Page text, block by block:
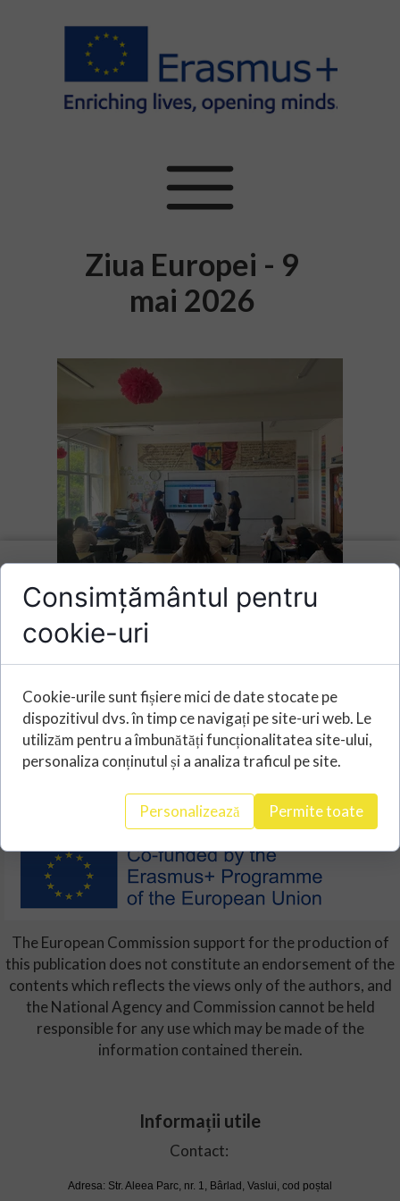
Ziua Europei - 9
mai 2026
The European Commission support for the production of
this publication does not constitute an endorsement of the
contents which reflects the views only of the authors, and
the National Agency and Commission cannot be held
responsible for any use which may be made of the
information contained therein.
Informații utile
Contact:
Adresa: Str. Aleea Parc, nr. 1, Bârlad, Vaslui, cod poștal
Consimțământul pentru
cookie-uri
Cookie-urile sunt fișiere mici de date stocate pe
dispozitivul dvs. în timp ce navigați pe site-uri web. Le
utilizăm pentru a îmbunătăți funcționalitatea site-ului,
personaliza conținutul și a analiza traficul pe site.
Personalizează Permite toate